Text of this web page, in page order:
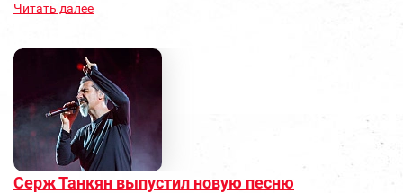
Читать далее
Серж Танкян выпустил новую песню